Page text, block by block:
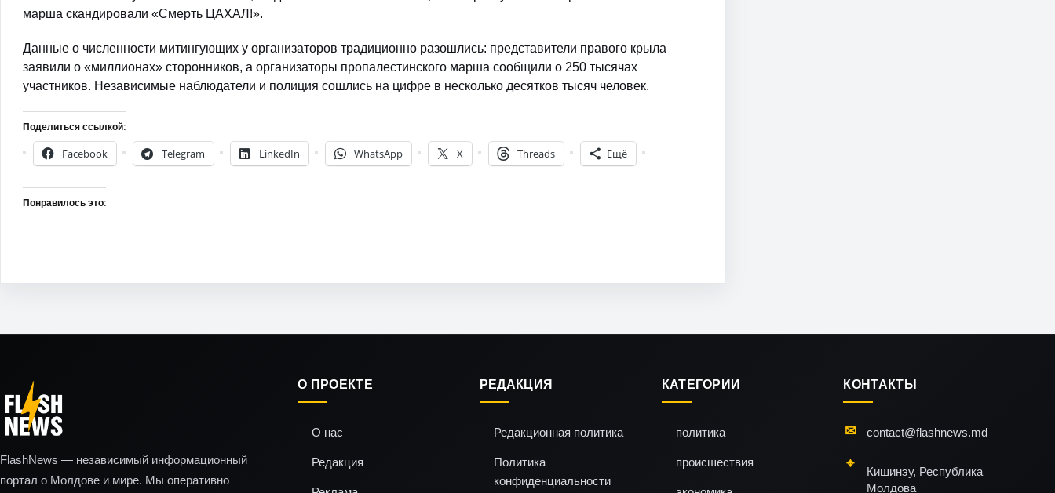
марша скандировали «Смерть ЦАХАЛ!».
Данные о численности митингующих у организаторов традиционно разошлись: представители правого крыла
заявили о «миллионах» сторонников, а организаторы пропалестинского марша сообщили о 250 тысячах
участников. Независимые наблюдатели и полиция сошлись на цифре в несколько десятков тысяч человек.
Поделиться ссылкой:
Facebook
Telegram LinkedIn WhatsApp X Threads Ещё
Понравилось это:
FlashNews — независимый информационный
портал о Молдове и мире. Мы оперативно
О ПРОЕКТЕ
О нас
Редакция
РЕДАКЦИЯ
Редакционная политика
Политика
конфиденциальности
КАТЕГОРИИ
политика
происшествия
КОНТАКТЫ
contact@flashnews.md
Кишинэу, Республика
Молдова